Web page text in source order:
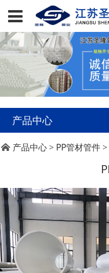
产品中心
PP管
产品中心 > PP管材管件 >